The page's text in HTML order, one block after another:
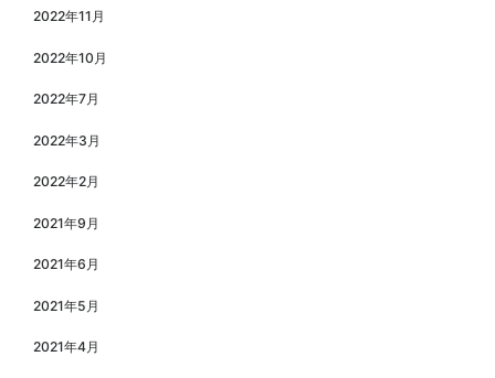
2022年11月
2022年10月
2022年7月
2022年3月
2022年2月
2021年9月
2021年6月
2021年5月
2021年4月